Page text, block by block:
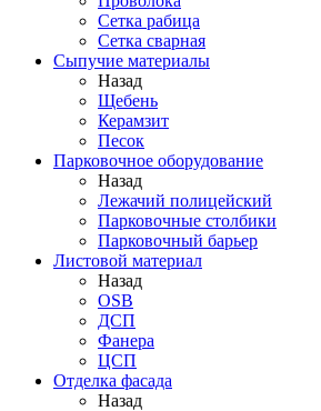
Сетка рабица
Сетка сварная
Сыпучие материалы
Назад
Щебень
Керамзит
Песок
Парковочное оборудование
Назад
Лежачий полицейский
Парковочные столбики
Парковочный барьер
Листовой материал
Назад
OSB
ДСП
Фанера
ЦСП
Отделка фасада
Назад